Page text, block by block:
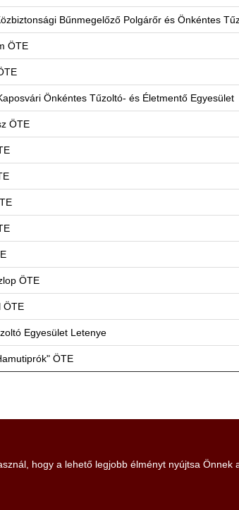
Bűnmegelőző Polgárőr és Önkéntes
ÖTE
Önkéntes Tűzoltó- és Életmentő Egyesület
ÖTE
ÖTE
ÖTE
Egyesület Letenye
ÖTE
Tűzoltó és Polgári Védelmi Szövetség
hogy a lehető legjobb élményt nyújtsa Önnek